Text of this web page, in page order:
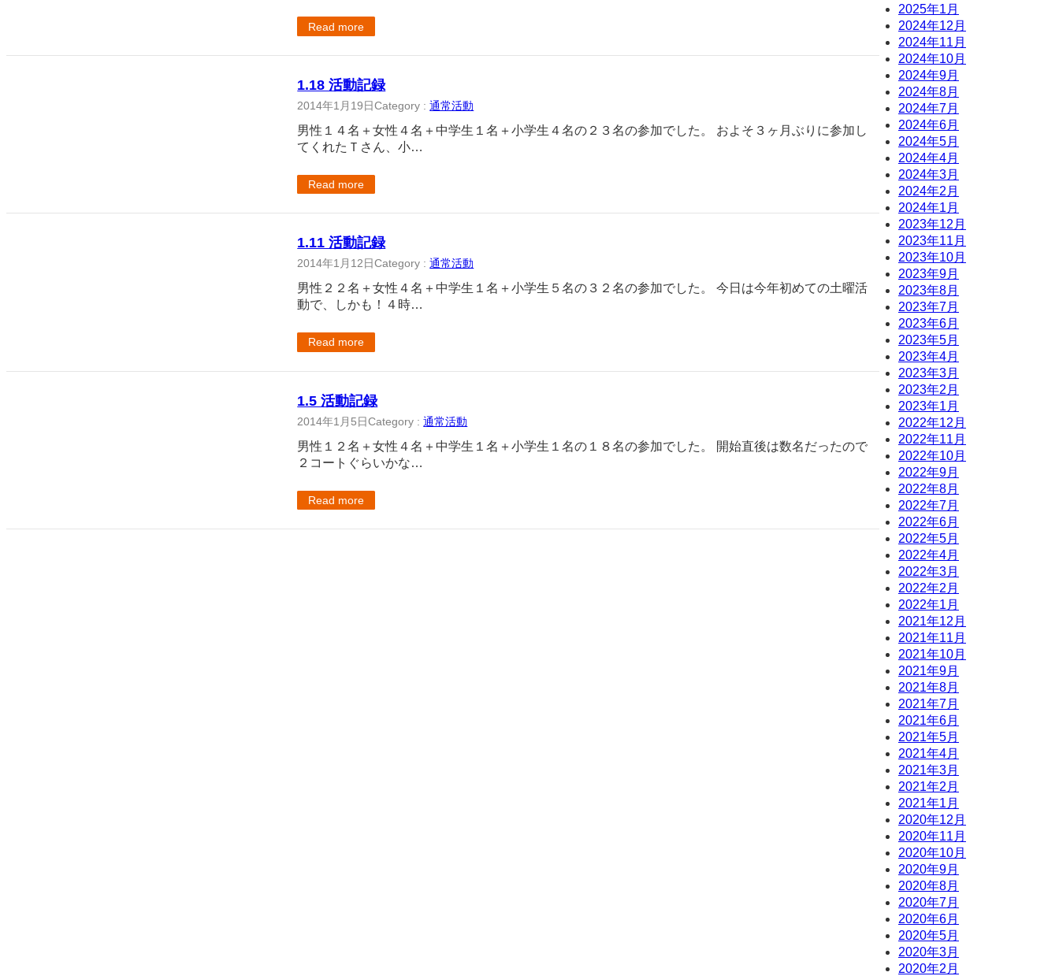
Read more
1.18 活動記録
2014年1月19日Category :通常活動
男性１４名＋女性４名＋中学生１名＋小学生４名の２３名の参加でした。 およそ３ヶ月ぶりに参加し
てくれたＴさん、小…
Read more
1.11 活動記録
2014年1月12日Category :通常活動
男性２２名＋女性４名＋中学生１名＋小学生５名の３２名の参加でした。 今日は今年初めての土曜活
動で、しかも！４時…
Read more
1.5 活動記録
2014年1月5日Category :通常活動
男性１２名＋女性４名＋中学生１名＋小学生１名の１８名の参加でした。 開始直後は数名だったので
２コートぐらいかな…
Read more
2025年1月
2024年12月
2024年11月
2024年10月
2024年9月
2024年8月
2024年7月
2024年6月
2024年5月
2024年4月
2024年3月
2024年2月
2024年1月
2023年12月
2023年11月
2023年10月
2023年9月
2023年8月
2023年7月
2023年6月
2023年5月
2023年4月
2023年3月
2023年2月
2023年1月
2022年12月
2022年11月
2022年10月
2022年9月
2022年8月
2022年7月
2022年6月
2022年5月
2022年4月
2022年3月
2022年2月
2022年1月
2021年12月
2021年11月
2021年10月
2021年9月
2021年8月
2021年7月
2021年6月
2021年5月
2021年4月
2021年3月
2021年2月
2021年1月
2020年12月
2020年11月
2020年10月
2020年9月
2020年8月
2020年7月
2020年6月
2020年5月
2020年3月
2020年2月